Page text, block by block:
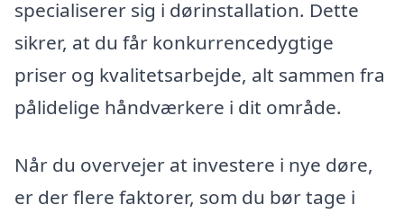
specialiserer sig i dørinstallation. Dette
sikrer, at du får konkurrencedygtige
priser og kvalitetsarbejde, alt sammen fra
pålidelige håndværkere i dit område.
Når du overvejer at investere i nye døre,
er der flere faktorer, som du bør tage i